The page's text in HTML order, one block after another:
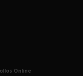
Online